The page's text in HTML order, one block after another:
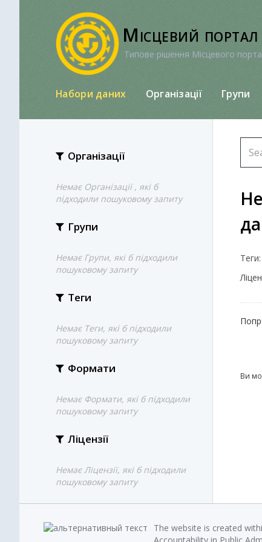
Місцевий
Типове рішення Місцевого
Набори даних Організації Групи
Організації
Немає Організації , які б
підходили пошуковому запиту
Групи
Немає Групи, які б підходили
пошуковому запиту
Теги
Немає Теги, які б підходили
пошуковому запиту
Формати
Немає Формати, які б підходили
пошуковому запиту
Ліцензії
Немає Ліцензії, які б підходили
пошуковому запиту
Теги:
Ви
The website is created